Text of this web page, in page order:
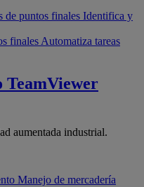
de puntos finales Identifica y
finales Automatiza tareas
TeamViewer
aumentada industrial.
Manejo de mercadería